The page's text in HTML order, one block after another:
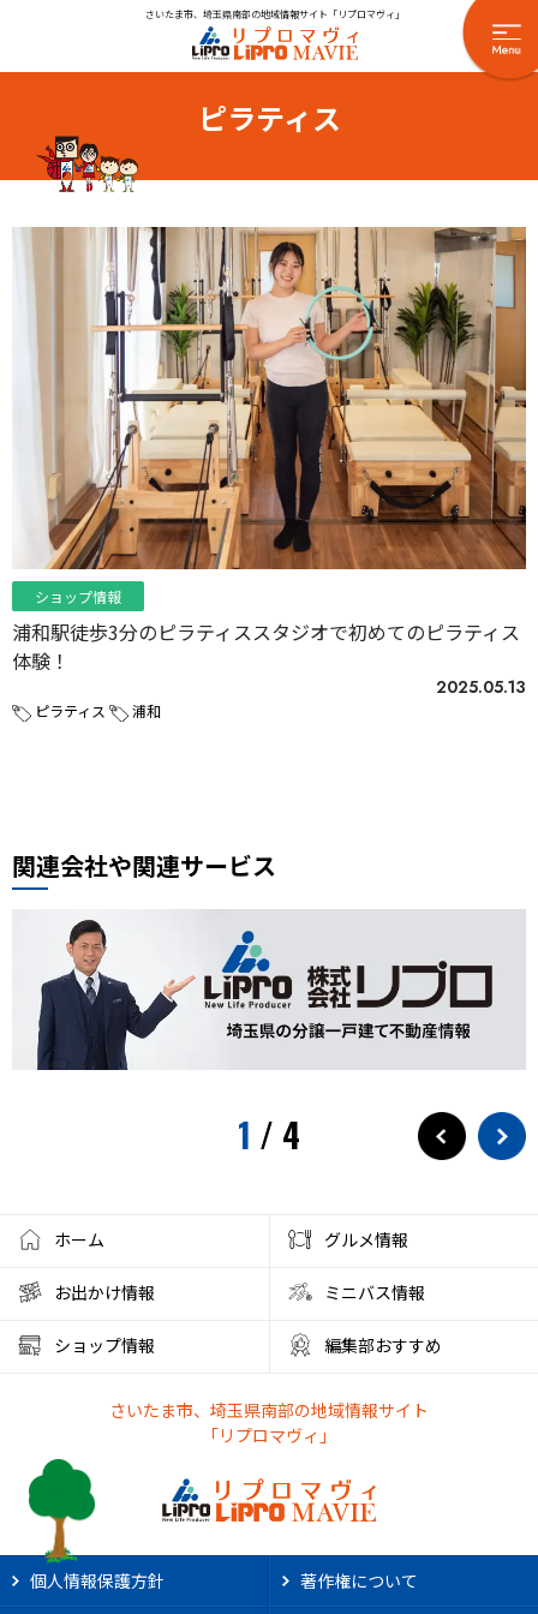
さいたま市、埼玉県南部の地域情報サイト「リプロマヴィ」
ピラティス
ショップ情報
浦和駅徒歩3分のピラティススタジオで初めてのピラティス
体験！
2025.05.13
ピラティス 浦和
関連会社や関連サービス
1 / 4
ホーム グルメ情報
お出かけ情報 ミニバス情報
ショップ情報 編集部おすすめ
さいたま市、埼玉県南部の地域情報サイト
「リプロマヴィ」
個人情報保護方針 著作権について